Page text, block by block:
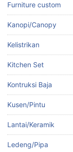
Furniture custom
Kanopi/Canopy
Kelistrikan
Kitchen Set
Kontruksi Baja
Kusen/Pintu
Lantai/Keramik
Ledeng/Pipa